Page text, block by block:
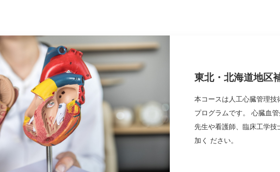
東北・北海道地区
本コースは人工心臓管理
プログラムです。 心臓血
先生や看護師、臨床工学
加く ださい。